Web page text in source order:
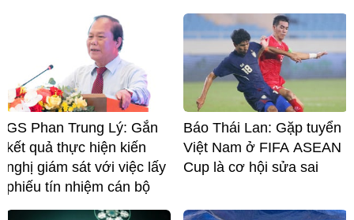
GS Phan Trung Lý: Gắn
kết quả thực hiện kiến
nghị giám sát với việc lấy
phiếu tín nhiệm cán bộ
Báo Thái Lan: Gặp tuyển
Việt Nam ở FIFA ASEAN
Cup là cơ hội sửa sai